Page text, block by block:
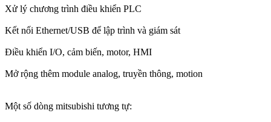
Xử lý chương trình điều khiển PLC
Kết nối Ethernet/USB để lập trình và giám sát
Điều khiển I/O, cảm biến, motor, HMI
Mở rộng thêm module analog, truyền thông, motion
Một số dòng mitsubishi tương tự: